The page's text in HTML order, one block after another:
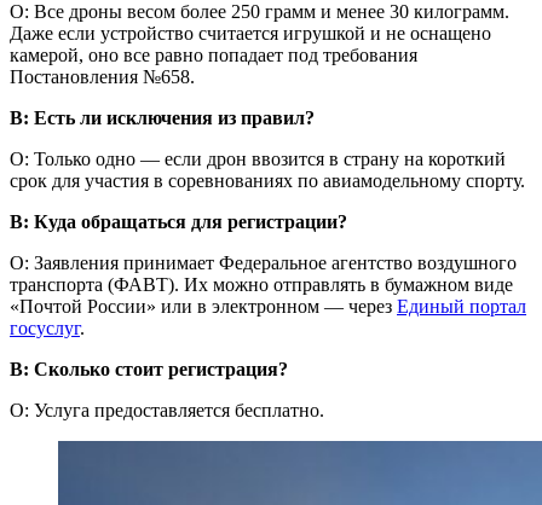
О: Все дроны весом более 250 грамм и менее 30 килограмм.
Даже если устройство считается игрушкой и не оснащено
камерой, оно все равно попадает под требования
Постановления №658.
В: Есть ли исключения из правил?
О: Только одно — если дрон ввозится в страну на короткий
срок для участия в соревнованиях по авиамодельному спорту.
В: Куда обращаться для регистрации?
О: Заявления принимает Федеральное агентство воздушного
транспорта (ФАВТ). Их можно отправлять в бумажном виде
«Почтой России» или в электронном — через Единый портал
госуслуг.
В: Сколько стоит регистрация?
О: Услуга предоставляется бесплатно.